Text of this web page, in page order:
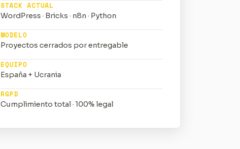
STACK ACTUAL
WordPress · Bricks · n8n · Python
MODELO
Proyectos cerrados por entregable
EQUIPO
España + Ucrania
RGPD
Cumplimiento total · 100% legal